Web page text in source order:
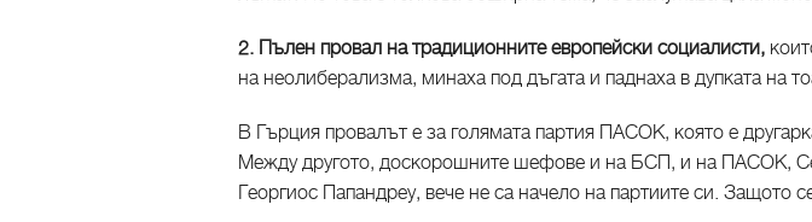
2. Пълен провал на традиционните европейски социалисти,
на неолиберализма, минаха под дъгата и паднаха в дупката на
В Гърция провалът е за голямата партия ПАСОК, която е
Между другото, доскорошните шефове и на БСП, и на ПАСОК,
Георгиос Папандреу, вече не са начело на партиите си. Защото